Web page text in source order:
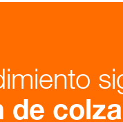
de colza